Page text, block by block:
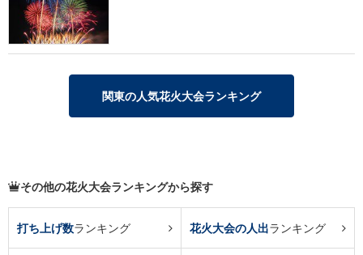
関東の人気花火大会ランキング
その他の花火大会ランキングから探す
打ち上げ数ランキング 花火大会の人出ランキング